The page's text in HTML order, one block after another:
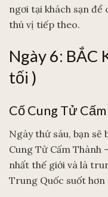
ngơi tại khách sạn
thú vị tiếp theo.
Ngày 6: BẮC
tối )
Cố Cung Tử
Ngày thứ sáu, bạn sẽ
Cung Tử Cấm
nhất thế giới và là
Trung Quốc suốt hơn